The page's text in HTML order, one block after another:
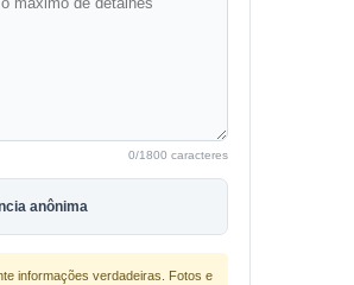
0/1800 caracteres
anônima
informações verdadeiras. Fotos e